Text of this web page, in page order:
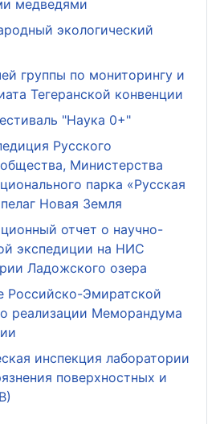
медведями
экологический
группы по мониторингу и
Тегеранской конвенции
"Наука 0+"
Русского
Министерства
парка «Русская
Новая Земля
отчет о научно-
экспедиции на НИС
Ладожского озера
Российско-Эмиратской
реализации Меморандума
инспекция лаборатории
поверхностных и